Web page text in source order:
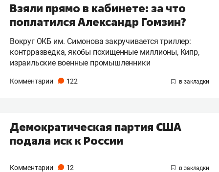
Взяли прямо в кабинете: за что
поплатился Александр Гомзин?
Вокруг ОКБ им. Симонова закручивается триллер:
контрразведка, якобы похищенные миллионы, Кипр,
израильские военные промышленники
Комментарии 122
Демократическая партия США
подала иск к России
Комментарии 12